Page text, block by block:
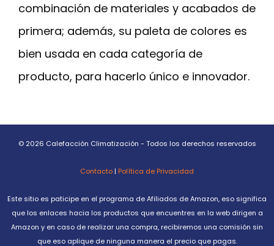
combinación de materiales y acabados de
primera; además, su paleta de colores es
bien usada en cada categoría de
producto, para hacerlo único e innovador.
© 2026 Calefacción Climatización - Todos los derechos reservados
Contacto | Política de Privacidad
Este sitio es paticipe en el programa de Afiliados de Amazon, eso significa
que los enlaces hacia los productos que encuentres en la web dirigen a
Amazon y en caso de realizar una compra, recibiremos una comisión sin
que eso aplique de ninguna manera el precio que pagas.